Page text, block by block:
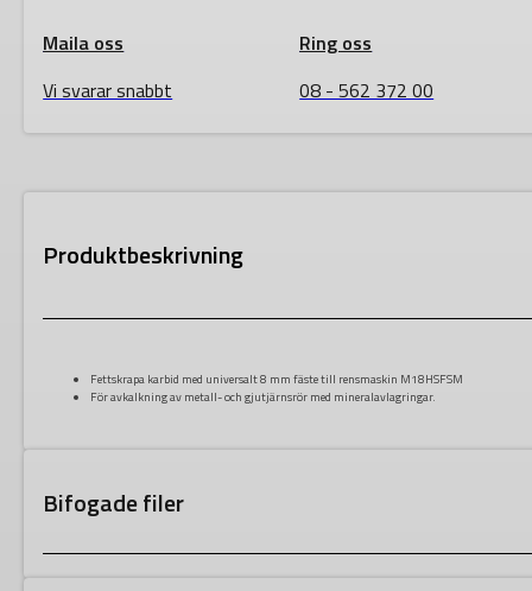
Maila oss
Vi svarar snabbt
Ring oss
08 - 562 372 00
Produktbeskrivning
Fettskrapa karbid med universalt 8 mm fäste till rensmaskin M18HSFSM
För avkalkning av metall- och gjutjärnsrör med mineralavlagringar.
Bifogade filer